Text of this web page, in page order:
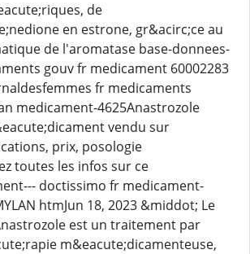
de
en estrone, gr&acirc;ce au
de l'aromatase base-donnees-
gouv fr medicament 60002283
fr medicaments
medicament-4625Anastrozole
vendu sur
prix, posologie
toutes les infos sur ce
doctissimo fr medicament-
htmJun 18, 2023 &middot; Le
est un traitement par
m&eacute;dicamenteuse,